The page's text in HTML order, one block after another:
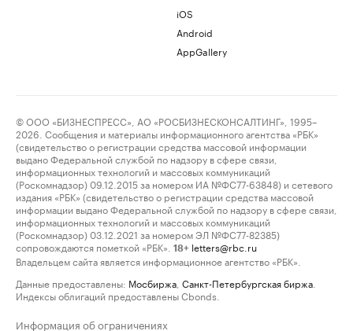
iOS
Android
AppGallery
© ООО «БИЗНЕСПРЕСС», АО «РОСБИЗНЕСКОНСАЛТИНГ», 1995–
2026. Сообщения и материалы информационного агентства «РБК»
(свидетельство о регистрации средства массовой информации
выдано Федеральной службой по надзору в сфере связи,
информационных технологий и массовых коммуникаций
(Роскомнадзор) 09.12.2015 за номером ИА №ФС77-63848) и сетевого
издания «РБК» (свидетельство о регистрации средства массовой
информации выдано Федеральной службой по надзору в сфере связи,
информационных технологий и массовых коммуникаций
(Роскомнадзор) 03.12.2021 за номером ЭЛ №ФС77-82385)
сопровождаются пометкой «РБК».
18+ letters@rbc.ru
Владельцем сайта является информационное агентство «РБК».
Данные предоставлены: Мосбиржа Санкт-Петербургская биржа
Индексы облигаций предоставлены Cbonds.
Информация об ограничениях